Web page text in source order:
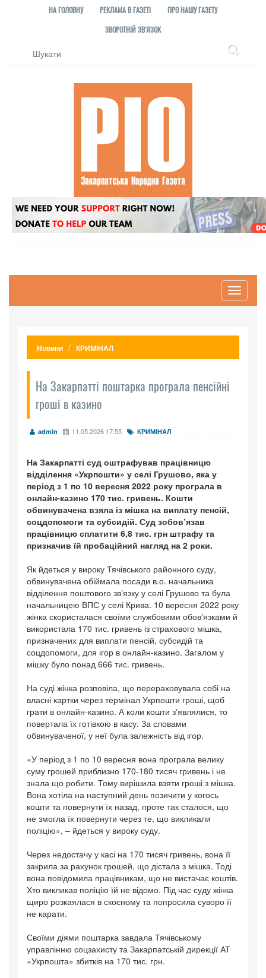
НА ГОЛОВНУ РЕКЛАМА В ГАЗЕТІ
ПРО НАШУ ГАЗЕТУ
ЗВОРОТНІЙ ЗВ'ЯЗОК
Toggle
Новини КРИМІНАЛ
На Закарпатті поштарка програла пенсійні
гроші в казино
admin 11.05.2026 17:55 КРИМІНАЛ
На Закарпатті суд оштрафував працівницю
відділення «Укрпошти» у селі Грушово, яка у
період з 1 по 10 вересня 2022 року програла в
онлайн-казино 170 тис. гривень. Кошти
обвинувачена взяла із мішка на виплату пенсій,
соцдопомоги та субсидій. Суд зобовʼязав
працівницю сплатити 6,8 тис. грн штрафу та
призначив їй пробаційний нагляд на 2 роки.
Як йдеться у вироку Тячівського районного суду,
обвинувачена обіймала посади в.о. начальника
відділення поштового звʼязку у селі Грушово та була
начальницею ВПС у селі Крива. 10 вересня 2022 року
жінка скористалася своїми службовими обовʼязками й
використала 170 тис. гривень із страхового мішка,
призначених для виплати пенсій, субсидій та
соцдопомоги, для ігор в онлайн-казино. Загалом у
мішку було понад 666 тис. гривень.
На суді жінка розповіла, що перераховувала собі на
власні картки через термінал Укрпошти гроші, щоб
грати в онлайн-казино. А коли кошти зʼявлялися, то
повертала їх готівкою в касу. За словами
обвинуваченої, у неї була залежність від ігор.
«У період з 1 по 10 вересня вона програла велику
суму грошей приблизно 170-180 тисяч гривень і не
знала що робити. Тому вирішила взяти гроші з мішка.
Вона хотіла на наступний день позичити у когось
кошти та повернути їх назад, проте так сталося, що
не змогла їх повернути через те, що викликали
поліцію», – йдеться у вироку суду.
Через недостачу у касі на 170 тисяч гривень, вона її
закрила за рахунок грошей, що дістала з мішка. Тоді
вона повідомила працівникам, що не вистачає коштів.
Хто викликав поліцію їй не відомо. Під час суду жінка
щиро розкаялася в скоєному та попросила суворо її
не карати.
Своїми діями поштарка завдала Тячівському
управлінню соцзахисту та Закарпатській дирекції АТ
«Укрпошта» збитків на 170 тис. грн.